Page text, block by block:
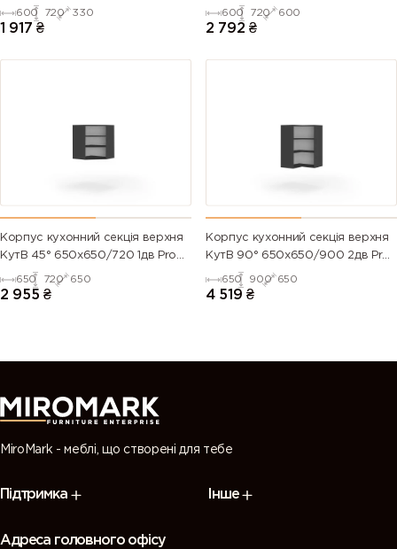
600 720 330
1 917 ₴
600 720 600
2 792 ₴
Корпус кухонний секцiя верхня
КутВ 45° 650х650/720 1дв Pro
650 720 650
2 955 ₴
Корпус кухонний секцiя верхня
КутВ 90° 650х650/900 2дв Pro
650 900 650
4 519 ₴
MiroMark - меблі, що створені для тебе
Підтримка Інше
Адреса головного офісу